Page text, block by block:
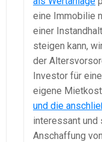
eine Immobilie
einer
steigen kann,
der
Investor für
eigene
und die
interessant und
Anschaffung